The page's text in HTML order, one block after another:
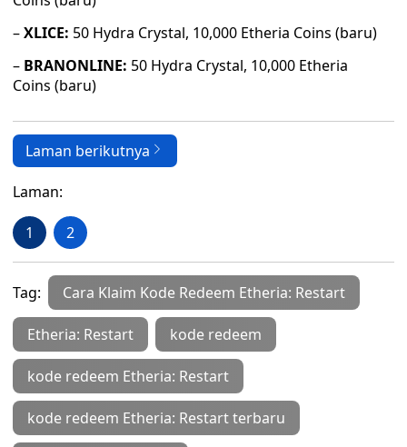
–XLICE: 50 Hydra Crystal, 10,000 Etheria Coins (baru)
– BRANONLINE: 50 Hydra Crystal, 10,000 Etheria
Coins (baru)
Laman berikutnya
Laman:
1 2
Tag: Cara Klaim Kode Redeem Etheria: Restart
Etheria: Restart kode redeem
kode redeem Etheria: Restart
kode redeem Etheria: Restart terbaru